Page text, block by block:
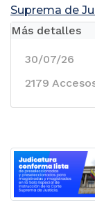
Suprema de
Más detalles
30/07/26
2179